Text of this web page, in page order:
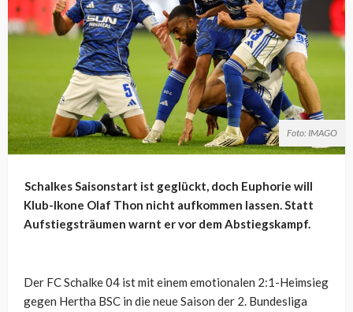
Foto: IMAGO
Schalkes Saisonstart ist geglückt, doch Euphorie will
Klub-Ikone Olaf Thon nicht aufkommen lassen. Statt
Aufstiegsträumen warnt er vor dem Abstiegskampf.
Der FC Schalke 04 ist mit einem emotionalen 2:1-Heimsieg
gegen Hertha BSC in die neue Saison der 2. Bundesliga